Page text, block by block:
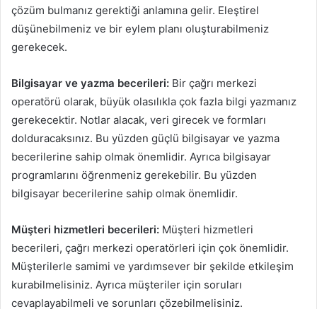
çözüm bulmanız gerektiği anlamına gelir. Eleştirel
düşünebilmeniz ve bir eylem planı oluşturabilmeniz
gerekecek.
Bilgisayar ve yazma becerileri: Bir çağrı merkezi
operatörü olarak, büyük olasılıkla çok fazla bilgi yazmanız
gerekecektir. Notlar alacak, veri girecek ve formları
dolduracaksınız. Bu yüzden güçlü bilgisayar ve yazma
becerilerine sahip olmak önemlidir. Ayrıca bilgisayar
programlarını öğrenmeniz gerekebilir. Bu yüzden
bilgisayar becerilerine sahip olmak önemlidir.
Müşteri hizmetleri becerileri: Müşteri hizmetleri
becerileri, çağrı merkezi operatörleri için çok önemlidir.
Müşterilerle samimi ve yardımsever bir şekilde etkileşim
kurabilmelisiniz. Ayrıca müşteriler için soruları
cevaplayabilmeli ve sorunları çözebilmelisiniz.